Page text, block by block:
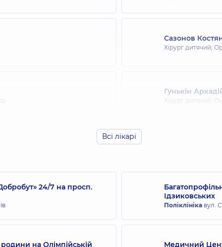
Сазонов
Хірург дитячий;
Гунькін
Хірург дитячий;
Всі лікарі
24/7 на просп.
Ідзиковських
Поліклініка вул.
на Олімпійській Медичний